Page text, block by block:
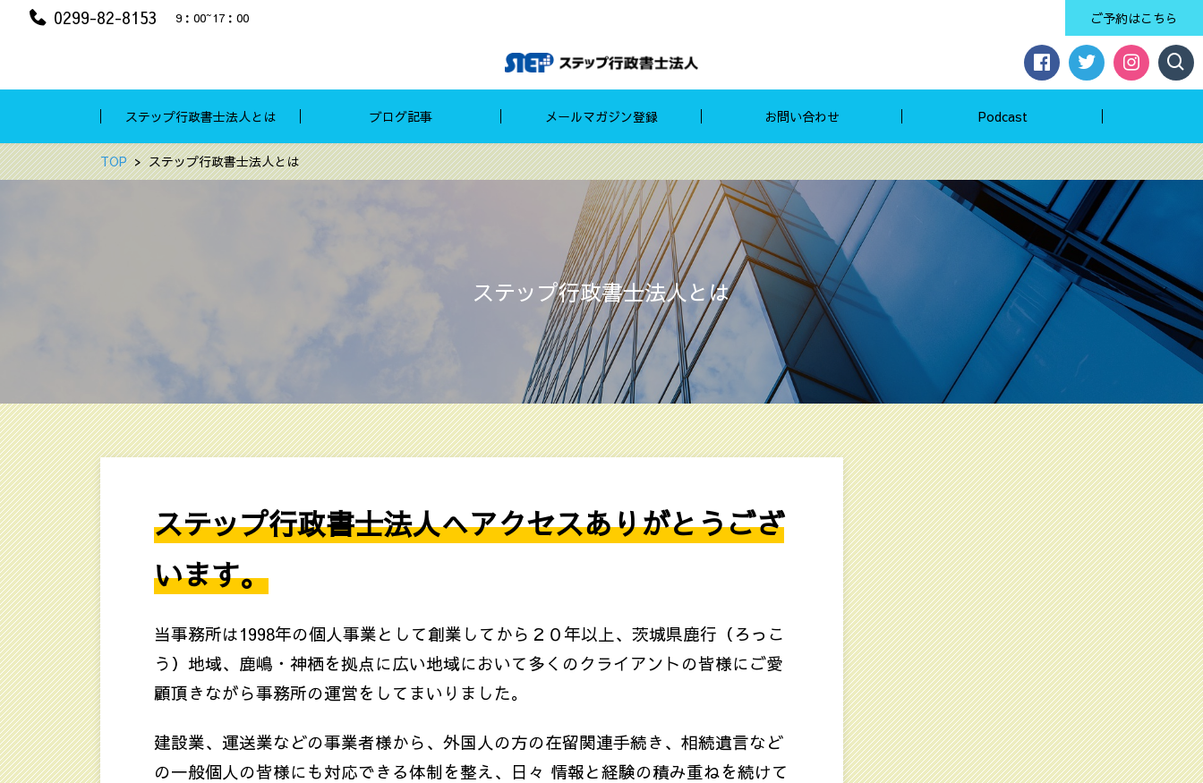
0299-82-8153 9：00~17：00 ご予約はこちら
ステップ行政書士法人とは ブログ記事 メールマガジン登録 お問い合わせ Podcast
TOP ステップ行政書士法人とは
ステップ行政書士法人とは
ステップ行政書士法人へアクセスありがとうござ
います。
当事務所は1998年の個人事業として創業してから２０年以上、茨城県鹿行（ろっこ
う）地域、鹿嶋・神栖を拠点に広い地域において多くのクライアントの皆様にご愛
顧頂きながら事務所の運営をしてまいりました。
建設業、運送業などの事業者様から、外国人の方の在留関連手続き、相続遺言など
の一般個人の皆様にも対応できる体制を整え、日々 情報と経験の積み重ねを続けて